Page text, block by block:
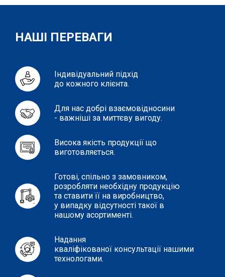
НАШІ ПЕРЕВАГИ
Індивідуальний підхід
до кожного клієнта.
Для нас добрі взаємовідносини
- важніші за миттєву вигоду.
Висока якість продукції що
виготовляється.
Готові, спільно з замовником,
розробляти необхідну продукцію
та ставити її на виробництво,
у випадку відсутності такої в
нашому асортименті.
Надання
кваліфікованої консультації нашими
технологами.